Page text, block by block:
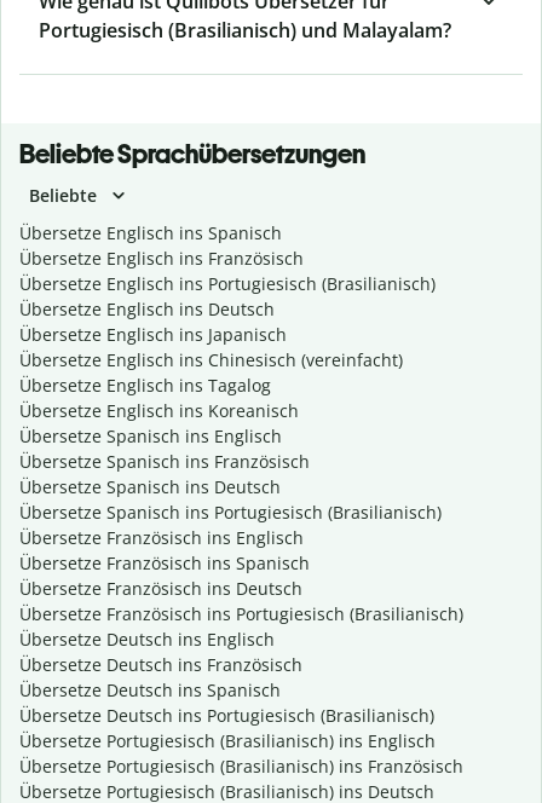
Portugiesisch (Brasilianisch) und Malayalam?
Beliebte Sprachübersetzungen
Beliebte
Übersetze Englisch ins Spanisch
Übersetze Englisch ins Französisch
Übersetze Englisch ins Portugiesisch (Brasilianisch)
Übersetze Englisch ins Deutsch
Übersetze Englisch ins Japanisch
Übersetze Englisch ins Chinesisch (vereinfacht)
Übersetze Englisch ins Tagalog
Übersetze Englisch ins Koreanisch
Übersetze Spanisch ins Englisch
Übersetze Spanisch ins Französisch
Übersetze Spanisch ins Deutsch
Übersetze Spanisch ins Portugiesisch (Brasilianisch)
Übersetze Französisch ins Englisch
Übersetze Französisch ins Spanisch
Übersetze Französisch ins Deutsch
Übersetze Französisch ins Portugiesisch (Brasilianisch)
Übersetze Deutsch ins Englisch
Übersetze Deutsch ins Französisch
Übersetze Deutsch ins Spanisch
Übersetze Deutsch ins Portugiesisch (Brasilianisch)
Übersetze Portugiesisch (Brasilianisch) ins Englisch
Übersetze Portugiesisch (Brasilianisch) ins Französisch
Übersetze Portugiesisch (Brasilianisch) ins Deutsch